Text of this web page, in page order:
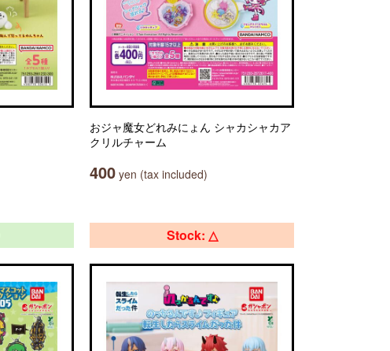
おジャ魔女どれみにょん シャカシャカア
クリルチャーム
400 yen (tax included)
Stock: △